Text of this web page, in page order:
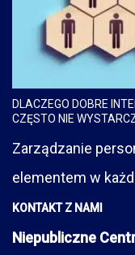
DLACZEGO DOBRE
CZĘSTO NIE
Zarządzanie
elementem w
KONTAKT Z NAMI
Niepubliczne